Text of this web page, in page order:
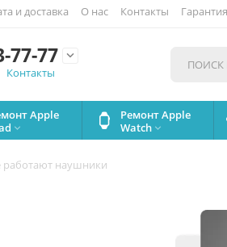
и доставка О нас Контакты
77-77

Контакты
Apple

Ремонт Apple
Watch 
работают наушники